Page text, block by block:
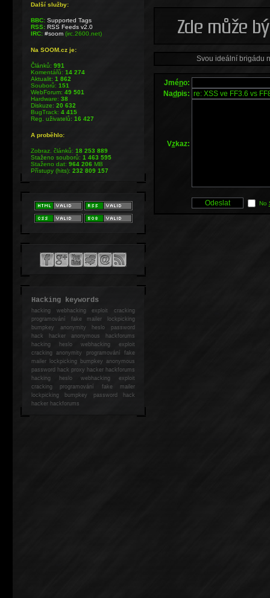
Svou ideální brigádu
Jméno:
Nadpis:
Vzkaz:
No
Další služby:
BBC: Supported Tags
RSS: RSS Feeds v2.0
IRC: #soom(irc.2600.net)
Na SOOM.cz je:
Článků:991
Komentářů:14 274
Aktualit:1 862
Souborů:151
WebForum:49 501
Hardware:38
Diskuze:20 632
BugTrack:4 415
Reg. uživatelů:16 427
A proběhlo:
Zobraz. článků:18 253 889
Staženo souborů:1 463 595
Staženo dat:964 206MB
Přístupy (hits):232 809 157
Hacking keywords
hackingwebhacking exploit cracking
programování fake mailer lockpicking
bumpkey anonymity heslo password
hackhacker anonymous hackforums
hackingheslo webhacking exploit
cracking anonymity programování fake
mailer lockpicking bumpkey anonymous
password hack proxy hacker hackforums
hacking heslo webhacking exploit
cracking programování fake mailer
lockpicking bumpkey password hack
hackerhackforums